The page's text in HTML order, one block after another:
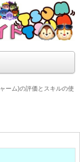
・裏ワザ徹底
ム攻略サイト！新ツ
めるサイトを目指し
ーム)の評価とスキルの使